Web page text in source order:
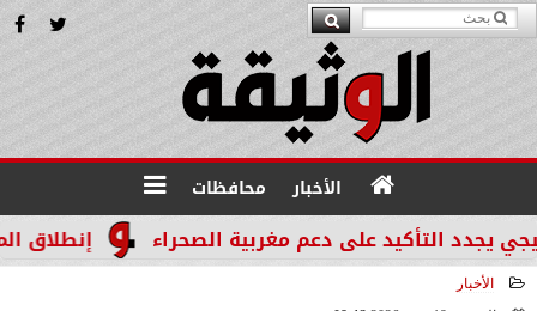
الأخبار محافظات
إنطلاق المرحله الثالثة التأكيد على دعم مغربية الصحراء
الأخبار